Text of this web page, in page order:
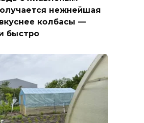
нежнейшая
колбасы —
быстро